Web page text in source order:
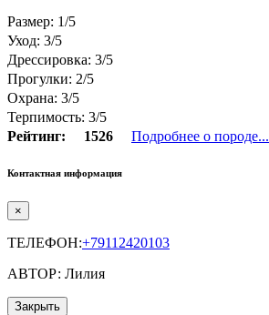
Размер: 1/5
Уход: 3/5
Дрессировка: 3/5
Прогулки: 2/5
Охрана: 3/5
Терпимость: 3/5
Рейтинг:
1526 Подробнее о породе...
Контактная информация
×
ТЕЛЕФОН:+79112420103
АВТОР: Лилия
Закрыть